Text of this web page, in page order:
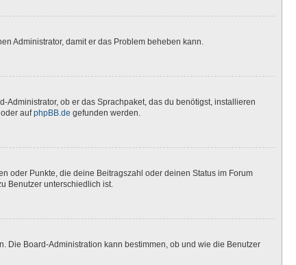
Administrator, damit er das Problem beheben kann.
ob er das Sprachpaket, das du benötigst, installieren
oder aufphpBB.de gefunden werden.
oder Punkte, die deine Beitragszahl oder deinen Status im Forum
Benutzer unterschiedlich ist.
Die Board-Administration kann bestimmen, ob und wie die Benutzer